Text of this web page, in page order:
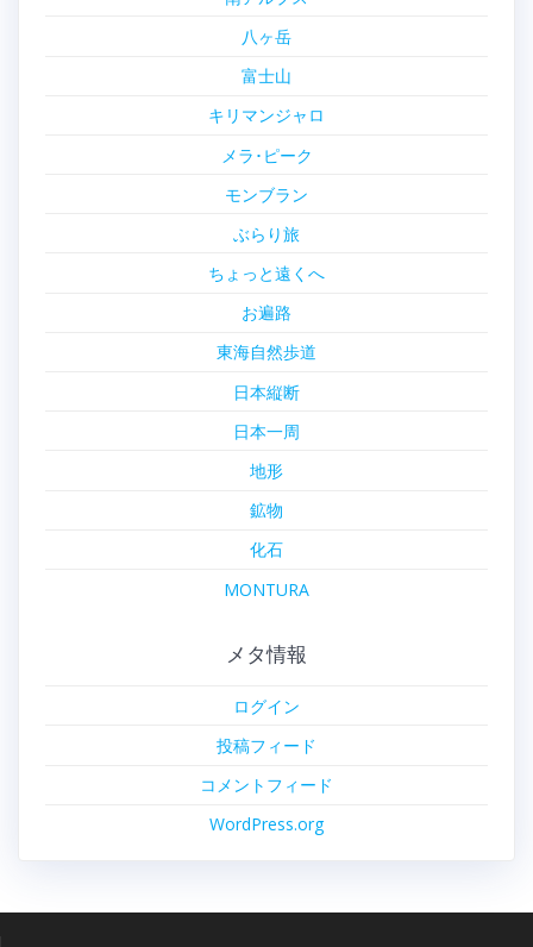
八ヶ岳
富士山
キリマンジャロ
メラ･ピーク
モンブラン
ぶらり旅
ちょっと遠くへ
お遍路
東海自然歩道
日本縦断
日本一周
地形
鉱物
化石
MONTURA
メタ情報
ログイン
投稿フィード
コメントフィード
WordPress.org